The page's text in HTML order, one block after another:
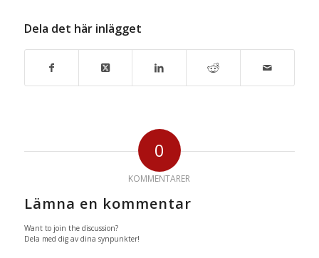
Dela det här inlägget
0
KOMMENTARER
Lämna en kommentar
Want to join the discussion?
Dela med dig av dina synpunkter!